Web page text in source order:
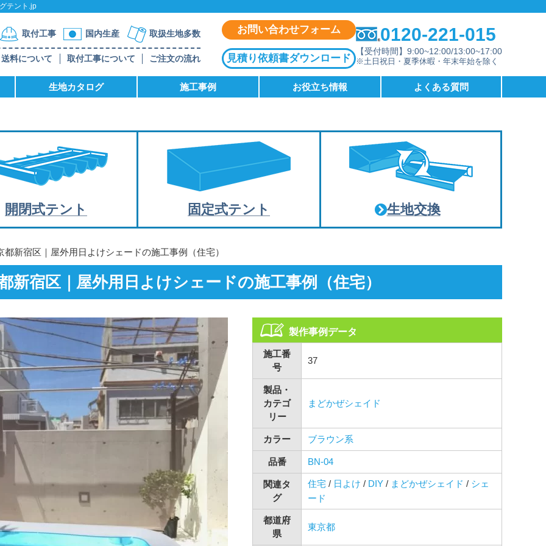
テント.jp
取付工事 国内生産 取扱生地多数
送料について 取付工事について ご注文の流れ
お問い合わせフォーム
見積り依頼書ダウンロード
0120-221-015
【受付時間】9:00~12:00/13:00~17:00
※土日祝日・夏季休暇・年末年始を除く
生地カタログ 施工事例 お役立ち情報 よくある質問
開閉式テント 固定式テント 生地交換
新宿区｜屋外用日よけシェードの施工事例（住宅）
新宿区｜屋外用日よけシェードの施工事例（住宅）
製作事例データ
施工番
号
37
製品・
カテゴ
リー
まどかぜシェイド
カラー ブラウン系
品番 BN-04
関連タ
グ
住宅 / 日よけ / DIY / まどかぜシェイド / シェ
ード
都道府
県
東京都